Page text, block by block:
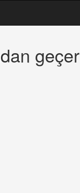
geçer